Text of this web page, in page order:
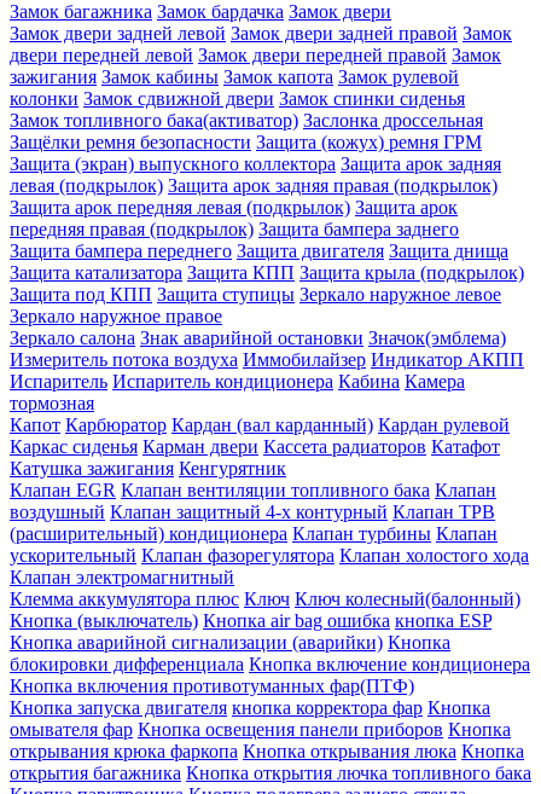
Замок багажника Замок бардачка Замок двери
Замок двери задней левой Замок двери задней правой Замок
двери передней левой Замок двери передней правой Замок
зажигания Замок кабины Замок капота Замок рулевой
колонки Замок сдвижной двери Замок спинки сиденья
Замок топливного бака(активатор) Заслонка дроссельная
Защёлки ремня безопасности Защита (кожух) ремня ГРМ
Защита (экран) выпускного коллектора Защита арок задняя
левая (подкрылок) Защита арок задняя правая (подкрылок)
Защита арок передняя левая (подкрылок) Защита арок
передняя правая (подкрылок) Защита бампера заднего
Защита бампера переднего Защита двигателя Защита днища
Защита катализатора Защита КПП Защита крыла (подкрылок)
Защита под КПП Защита ступицы Зеркало наружное левое
Зеркало наружное правое
Зеркало салона Знак аварийной остановки Значок(эмблема)
Измеритель потока воздуха Иммобилайзер Индикатор АКПП
Испаритель Испаритель кондиционера Кабина Камера
тормозная
Капот Карбюратор Кардан (вал карданный) Кардан рулевой
Каркас сиденья Карман двери Кассета радиаторов Катафот
Катушка зажигания Кенгурятник
Клапан EGR Клапан вентиляции топливного бака Клапан
воздушный Клапан защитный 4-х контурный Клапан ТРВ
(расширительный) кондиционера Клапан турбины Клапан
ускорительный Клапан фазорегулятора Клапан холостого хода
Клапан электромагнитный
Клемма аккумулятора плюс Ключ Ключ колесный(балонный)
Кнопка (выключатель) Кнопка air bag ошибка кнопка ESP
Кнопка аварийной сигнализации (аварийки) Кнопка
блокировки дифференциала Кнопка включение кондиционера
Кнопка включения противотуманных фар(ПТФ)
Кнопка запуска двигателя кнопка корректора фар Кнопка
омывателя фар Кнопка освещения панели приборов Кнопка
открывания крюка фаркопа Кнопка открывания люка Кнопка
открытия багажника Кнопка открытия лючка топливного бака